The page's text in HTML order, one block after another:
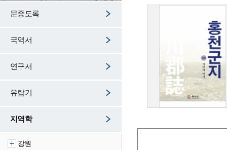
문중도록
국역서
연구서
유람기
지역학
강원